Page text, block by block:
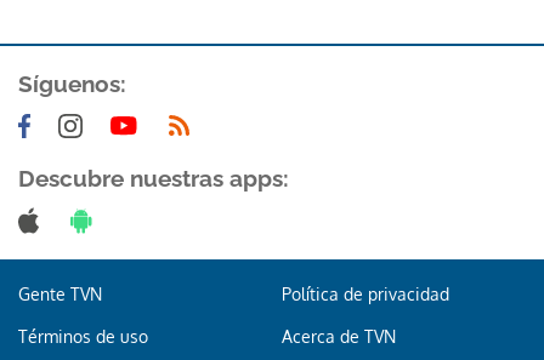
Síguenos:
Descubre nuestras apps:
Gente TVN Política de privacidad
Términos de uso Acerca de TVN